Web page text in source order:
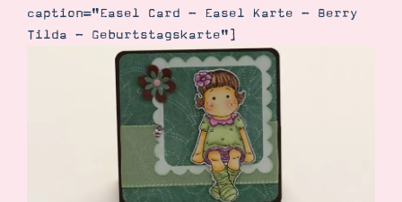
Angebote
Demonstrator werden
Blog
Gutscheine
Produkte erklärt
Über mich
Über Stampin’ Up!
caption="Easel Card - Easel Karte - Berry
Tilda - Geburtstagskarte"]